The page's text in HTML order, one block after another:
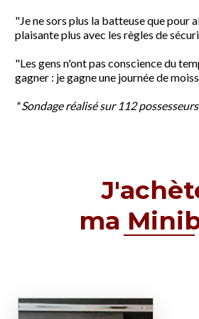
"Je ne sors plus la batteuse que pour
plaisante plus avec les règles de
"Les gens n'ont pas conscience du
gagner : je gagne une journée de
* Sondage réalisé sur 112
ma